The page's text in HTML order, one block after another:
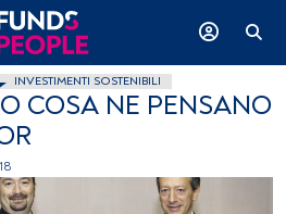
INVESTIMENTI SOSTENIBILI
COSA NE PENSANO